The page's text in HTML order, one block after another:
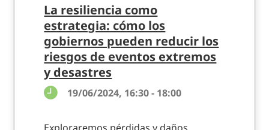
La resiliencia como
estrategia: cómo los
gobiernos pueden reducir los
riesgos de eventos extremos
y desastres
19/06/2024, 16:30 - 18:00